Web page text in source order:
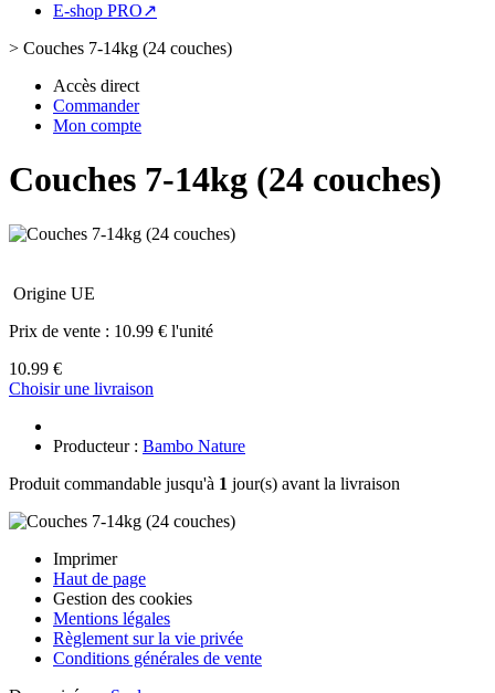
E-shop PRO↗
> Couches 7-14kg (24 couches)
Accès direct
Commander
Mon compte
Couches 7-14kg (24 couches)
Origine UE
Prix de vente : 10.99 € l'unité
10.99 €
Choisir une livraison
Producteur : Bambo Nature
Produit commandable jusqu'à 1 jour(s) avant la livraison
Imprimer
Haut de page
Gestion des cookies
Mentions légales
Règlement sur la vie privée
Conditions générales de vente